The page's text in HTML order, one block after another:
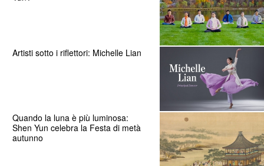
Artisti sotto i riflettori: Michelle Lian
Quando la luna è più luminosa:
Shen Yun celebra la Festa di metà
autunno